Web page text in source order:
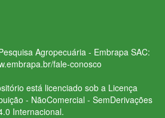
Agropecuária - Embrapa SAC:
fale-conosco
está licenciado sob a Licença
- NãoComercial - SemDerivações
Internacional.